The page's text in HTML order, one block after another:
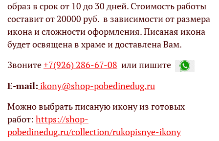
образ в срок от 10 до 30 дней. Стоимость работы
составит от 20000 руб. в зависимости от размера
икона и сложности оформления. Писаная икона
будет освящена в храме и доставлена Вам.
Звоните+7(926) 286-67-08 или пишите
Е-mail: ikony@shop-pobedinedug.ru
Можно выбрать писаную икону из готовых
работ: https://shop-
pobedinedug.ru/collection/rukopisnye-ikony